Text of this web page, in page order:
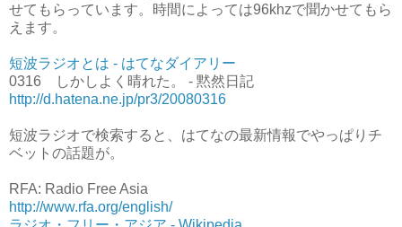
せてもらっています。時間によっては96khzで聞かせてもら
えます。
短波ラジオとは - はてなダイアリー
0316 しかしよく晴れた。 - 黙然日記
http://d.hatena.ne.jp/pr3/20080316
短波ラジオで検索すると、はてなの最新情報でやっぱりチ
ベットの話題が。
RFA: Radio Free Asia
http://www.rfa.org/english/